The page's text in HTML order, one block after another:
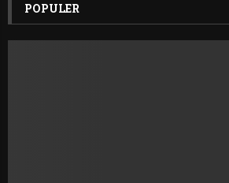
POPULER